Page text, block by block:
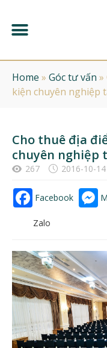
Home » Góc tư vấn »
kiện chuyên nghiệp
Cho thuê địa
chuyên nghiệp
267 2016-10-14
Facebook
Zalo